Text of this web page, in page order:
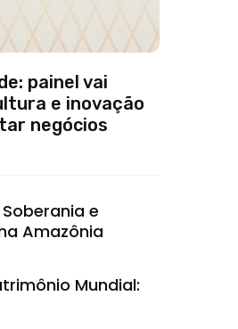
painel vai
e inovação
negócios
e
Amazônia
Mundial: